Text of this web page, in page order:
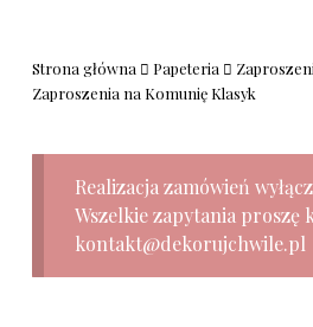
Strona główna Papeteria
Zaproszenia na Komunię Klasyk
Realizacja zamówień
Wszelkie zapytania proszę
kontakt@dekorujchwile.pl